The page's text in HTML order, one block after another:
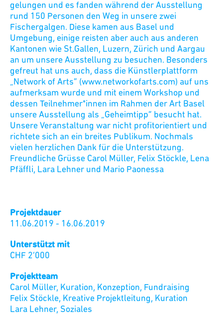
gelungen und es fanden während der Ausstellung
rund 150 Personen den Weg in unsere zwei
Fischergalgen. Diese kamen aus Basel und
Umgebung, einige reisten aber auch aus anderen
Kantonen wie St.Gallen, Luzern, Zürich und Aargau
an um unsere Ausstellung zu besuchen. Besonders
gefreut hat uns auch, dass die Künstlerplattform
„Network of Arts“ (www.networkofarts.com) auf uns
aufmerksam wurde und mit einem Workshop und
dessen Teilnehmer*innen im Rahmen der Art Basel
unsere Ausstellung als „Geheimtipp“ besucht hat.
Unsere Veranstaltung war nicht profitorientiert und
richtete sich an ein breites Publikum. Nochmals
vielen herzlichen Dank für die Unterstützung.
Freundliche Grüsse Carol Müller, Felix Stöckle, Lena
Pfäffli, Lara Lehner und Mario Paonessa
Projektdauer
11.06.2019 - 16.06.2019
Unterstützt mit
CHF 2’000
Projektteam
Carol Müller, Kuration, Konzeption, Fundraising
Felix Stöckle, Kreative Projektleitung, Kuration
Lara Lehner, Soziales